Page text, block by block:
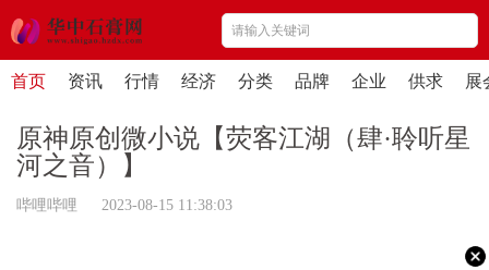
首页 资讯 行情 经济 分类 品牌 企业 供求 展
原神原创微小说【荧客江湖（肆·聆听星
河之音）】
哔哩哔哩 2023-08-15 11:38:03